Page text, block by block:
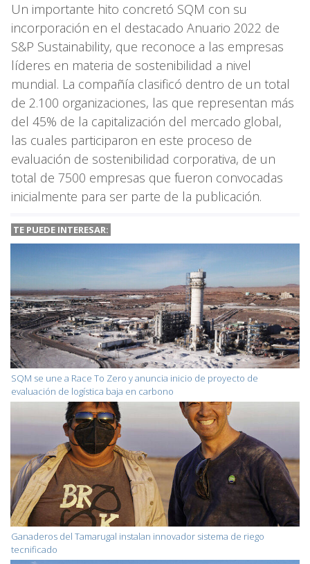
Un importante hito concretó SQM con su
incorporación en el destacado Anuario 2022 de
S&P Sustainability, que reconoce a las empresas
líderes en materia de sostenibilidad a nivel
mundial. La compañía clasificó dentro de un total
de 2.100 organizaciones, las que representan más
del 45% de la capitalización del mercado global,
las cuales participaron en este proceso de
evaluación de sostenibilidad corporativa, de un
total de 7500 empresas que fueron convocadas
inicialmente para ser parte de la publicación.
TE PUEDE INTERESAR:
SQM se une a Race To Zero y anuncia inicio de proyecto de
evaluación de logística baja en carbono
Ganaderos del Tamarugal instalan innovador sistema de riego
tecnificado